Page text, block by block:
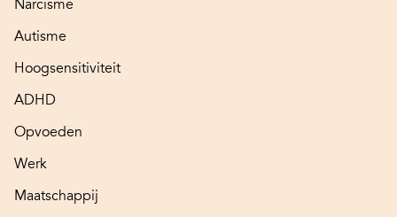
Narcisme
Autisme
Hoogsensitiviteit
ADHD
Opvoeden
Werk
Maatschappij